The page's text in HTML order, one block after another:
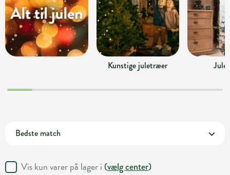
Kunstige juletræer
Vis kun varer på lager i (vælg center)